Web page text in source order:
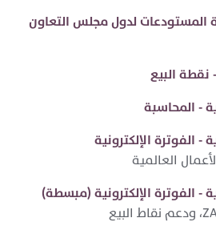
المستودعات لدول مجلس التعاون
البيع
- المحاسبة
- الفوترة الإلكترونية
العالمية
- الفوترة الإلكترونية (مبسطة)